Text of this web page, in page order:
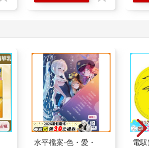
水平檔案-色・愛・
電